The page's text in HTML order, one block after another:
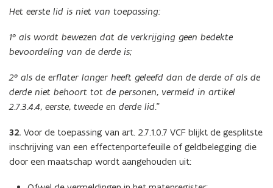
Het eerste lid is niet van toepassing:
1° als wordt bewezen dat de verkrijging geen bedekte
bevoordeling van de derde is;
2° als de erflater langer heeft geleefd dan de derde of als de
derde niet behoort tot de personen, vermeld in artikel
2.7.3.4.4, eerste, tweede en derde lid.”
32. Voor de toepassing van art. 2.7.1.0.7 VCF blijkt de gesplitste
inschrijving van een effectenportefeuille of geldbelegging die
door een maatschap wordt aangehouden uit: